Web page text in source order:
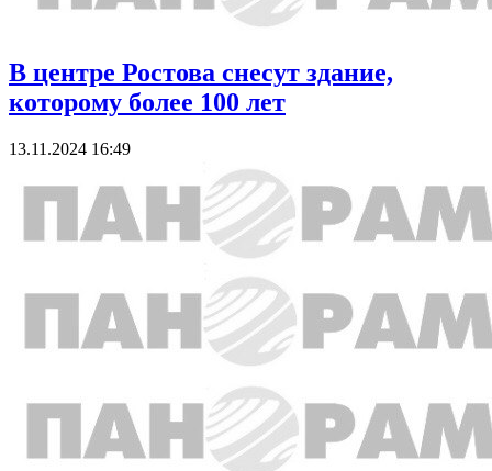
В центре Ростова снесут здание,
которому более 100 лет
13.11.2024 16:49